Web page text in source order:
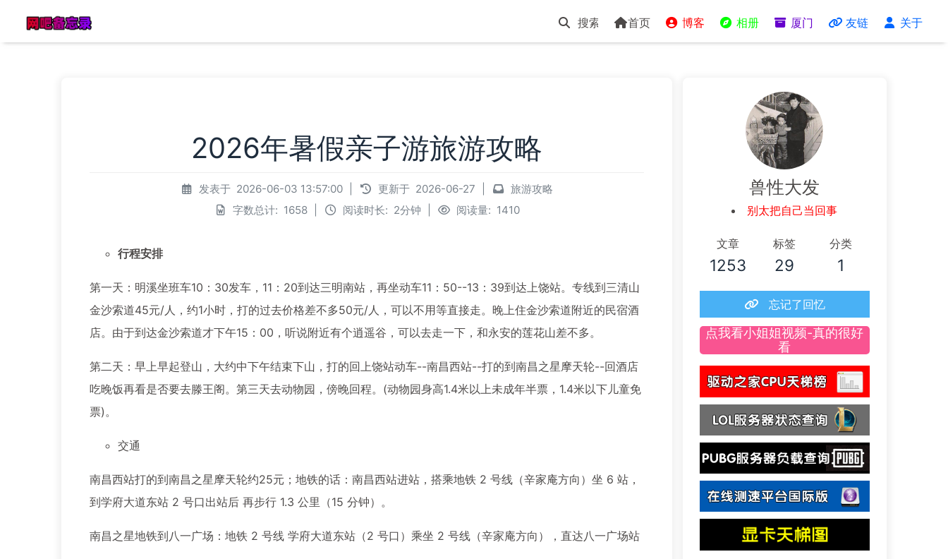
首页 博客 相册 厦门 友链 关于
2026年暑假亲子游旅游攻略
发表于 2026-06-03 13:57:00 更新于 2026-06-27
旅游攻略
字数总计: 1658 阅读时长: 2分钟 阅读量: 1410
行程安排
第一天：明溪坐班车10：30发车，11：20到达三明南站，再坐动车11：50--13：39到达上饶站。专线到三清山
金沙索道45元/人，约1小时，打的过去价格差不多50元/人，可以不用等直接走。晚上住金沙索道附近的民宿酒
店。由于到达金沙索道才下午15：00，听说附近有个逍遥谷，可以去走一下，和永安的莲花山差不多。
第二天：早上早起登山，大约中下午结束下山，打的回上饶站动车--南昌西站--打的到南昌之星摩天轮--回酒店
吃晚饭再看是否要去滕王阁。第三天去动物园，傍晚回程。(动物园身高1.4米以上未成年半票，1.4米以下儿童免
票)。
交通
南昌西站打的到南昌之星摩天轮约25元；地铁的话：南昌西站进站，搭乘地铁 2 号线（辛家庵方向）坐 6 站，
到学府大道东站 2 号口出站后 再步行 1.3 公里（15 分钟）。
南昌之星地铁到八一广场：地铁 2 号线 学府大道东站（2 号口）乘坐 2 号线（辛家庵方向），直达八一广场站
兽性大发
别太把自己当回事
文章
1253
标签
29
分类
1
忘记了回忆
点我看小姐姐视频-真的很好
看